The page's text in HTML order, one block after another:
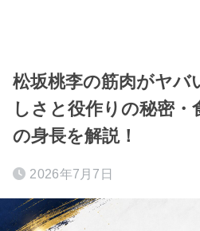
松坂桃李の筋肉がヤバ
しさと役作りの秘密・
の身長を解説！
2026年7月7日